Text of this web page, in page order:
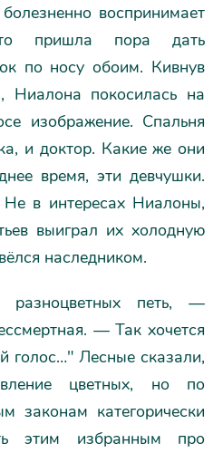
воспринимает
пришла пора дать
по носу обоим. Кивнув
Ниалона покосилась на
изображение. Спальня
и доктор. Какие же они
время, эти девчушки.
в интересах Ниалоны,
выиграл их холодную
наследником.
разноцветных петь, —
— Так хочется
голос…" Лесные сказали,
цветных, но по
законам категорически
этим избранным про